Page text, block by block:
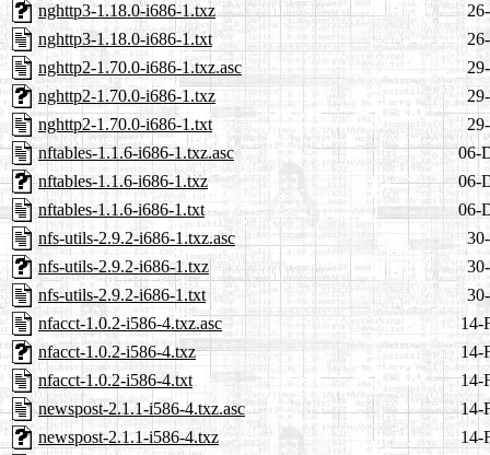
nghttp3-1.18.0-i686-1.txz
nghttp3-1.18.0-i686-1.txt
nghttp2-1.70.0-i686-1.txz.asc
nghttp2-1.70.0-i686-1.txz
nghttp2-1.70.0-i686-1.txt
nftables-1.1.6-i686-1.txz.asc
06-
nftables-1.1.6-i686-1.txz
06-
nftables-1.1.6-i686-1.txt
06-
nfs-utils-2.9.2-i686-1.txz.asc
nfs-utils-2.9.2-i686-1.txz
nfs-utils-2.9.2-i686-1.txt
nfacct-1.0.2-i586-4.txz.asc
14-
nfacct-1.0.2-i586-4.txz
14-
nfacct-1.0.2-i586-4.txt
14-
newspost-2.1.1-i586-4.txz.asc
14-
newspost-2.1.1-i586-4.txz
14-